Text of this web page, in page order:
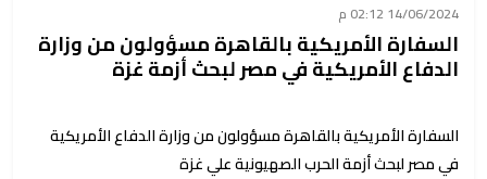
14/06/2024 02:12 م
السفارة الأمريكية بالقاهرة مسؤولون من وزارة
الدفاع الأمريكية في مصر لبحث أزمة غزة
السفارة الأمريكية بالقاهرة مسؤولون من وزارة الدفاع الأمريكية
في مصر لبحث أزمة الحرب الصهيونية علي غزة